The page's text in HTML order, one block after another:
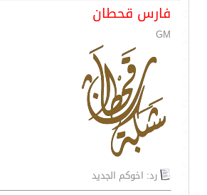
فارس قحطان
GM
رد: اخوكم الجديد